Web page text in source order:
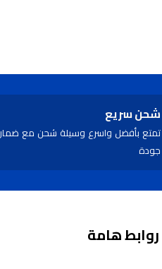
شحن سريع
تمتع بأفضل واسرع وسيلة شحن مع
جودة
روابط هامة